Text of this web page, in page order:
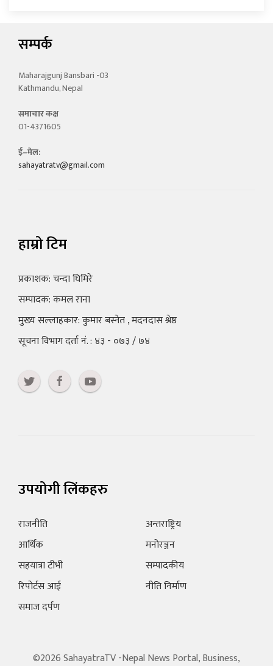
सम्पर्क
Maharajgunj Bansbari -03
Kathmandu, Nepal
समाचार कक्ष
01-4371605
ई–मेल:
sahayatratv@gmail.com
हाम्रो टिम
प्रकाशक: चन्दा घिमिरे
सम्पादक: कमल राना
मुख्य सल्लाहकार: कुमार बस्नेत , मदनदास श्रेष्ठ
सूचना विभाग दर्ता नं. : ४३ - ०७३ / ७४
उपयोगी लिंकहरु
राजनीति
आर्थिक
सहयात्रा टीभी
रिपोर्टस आई
समाज दर्पण
अन्तराष्ट्रिय
मनोरञ्जन
सम्पादकीय
नीति निर्माण
©2026 SahayatraTV -Nepal News Portal, Business,